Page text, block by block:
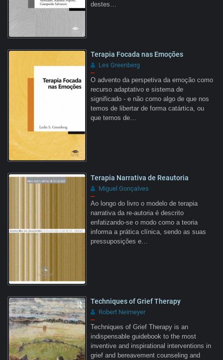
destes…
Terapia Focada nas Emoções
Les Greenberg
–
O advento da perspetiva da emoção como
recurso adaptativo e sistema de
significado - e não como algo de que nos
temos de libertar de forma catártica, ou
que temos de…
Terapia Narrativa de Reautoria
Miguel Gonçalves
–
Ao longo do livro o modelo de terapia
narrativa da re-autoria é descrito
enfatizando-se o modo como a teoria
informa a prática clínica, sendo as suas
pressuposições e…
Techniques of Grief Therapy
Robert Neimeyer
–
Techniques of Grief Therapy is an
indispensable guidebook to the most
inventive and inspirational interventions in
grief and bereavement counseling and